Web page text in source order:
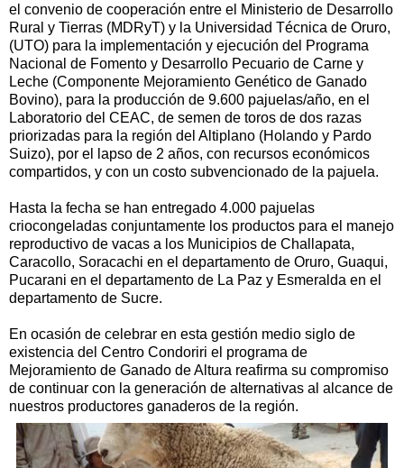
el convenio de cooperación entre el Ministerio de Desarrollo
Rural y Tierras (MDRyT) y la Universidad Técnica de Oruro,
(UTO) para la implementación y ejecución del Programa
Nacional de Fomento y Desarrollo Pecuario de Carne y
Leche (Componente Mejoramiento Genético de Ganado
Bovino), para la producción de 9.600 pajuelas/año, en el
Laboratorio del CEAC, de semen de toros de dos razas
priorizadas para la región del Altiplano (Holando y Pardo
Suizo), por el lapso de 2 años, con recursos económicos
compartidos, y con un costo subvencionado de la pajuela.
Hasta la fecha se han entregado 4.000 pajuelas
criocongeladas conjuntamente los productos para el manejo
reproductivo de vacas a los Municipios de Challapata,
Caracollo, Soracachi en el departamento de Oruro, Guaqui,
Pucarani en el departamento de La Paz y Esmeralda en el
departamento de Sucre.
En ocasión de celebrar en esta gestión medio siglo de
existencia del Centro Condoriri el programa de
Mejoramiento de Ganado de Altura reafirma su compromiso
de continuar con la generación de alternativas al alcance de
nuestros productores ganaderos de la región.